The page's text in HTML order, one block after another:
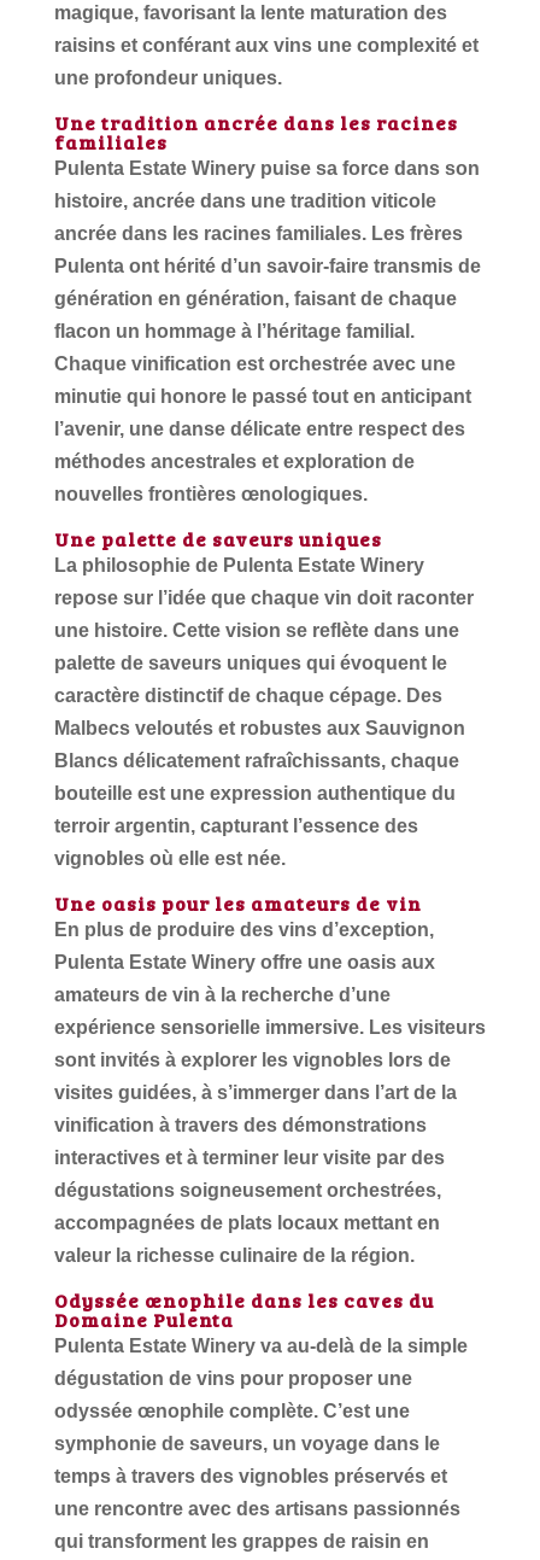
magique, favorisant la lente maturation des
raisins et conférant aux vins une complexité et
une profondeur uniques.
Une tradition ancrée dans les racines
familiales
Pulenta Estate Winery puise sa force dans son
histoire, ancrée dans une tradition viticole
ancrée dans les racines familiales. Les frères
Pulenta ont hérité d’un savoir-faire transmis de
génération en génération, faisant de chaque
flacon un hommage à l’héritage familial.
Chaque vinification est orchestrée avec une
minutie qui honore le passé tout en anticipant
l’avenir, une danse délicate entre respect des
méthodes ancestrales et exploration de
nouvelles frontières œnologiques.
Une palette de saveurs uniques
La philosophie de Pulenta Estate Winery
repose sur l’idée que chaque vin doit raconter
une histoire. Cette vision se reflète dans une
palette de saveurs uniques qui évoquent le
caractère distinctif de chaque cépage. Des
Malbecs veloutés et robustes aux Sauvignon
Blancs délicatement rafraîchissants, chaque
bouteille est une expression authentique du
terroir argentin, capturant l’essence des
vignobles où elle est née.
Une oasis pour les amateurs de vin
En plus de produire des vins d’exception,
Pulenta Estate Winery offre une oasis aux
amateurs de vin à la recherche d’une
expérience sensorielle immersive. Les visiteurs
sont invités à explorer les vignobles lors de
visites guidées, à s’immerger dans l’art de la
vinification à travers des démonstrations
interactives et à terminer leur visite par des
dégustations soigneusement orchestrées,
accompagnées de plats locaux mettant en
valeur la richesse culinaire de la région.
Odyssée œnophile dans les caves du
Domaine Pulenta
Pulenta Estate Winery va au-delà de la simple
dégustation de vins pour proposer une
odyssée œnophile complète. C’est une
symphonie de saveurs, un voyage dans le
temps à travers des vignobles préservés et
une rencontre avec des artisans passionnés
qui transforment les grappes de raisin en